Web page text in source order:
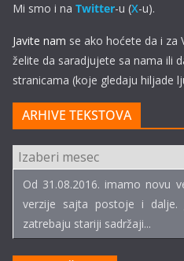
Mi smo i na Twitter-u (X-u).
Javite nam se ako hoćete da i za
želite da saradjujete sa nama ili
stranicama (koje gledaju hiljade
ARHIVE TEKSTOVA
ARHIVE
TEKSTOVA
Od 31.08.2016. imamo novu
verzije sajta postoje i dalje.
zatrebaju stariji sadržaji...